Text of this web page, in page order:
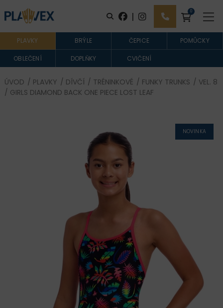
| 0
PLAVKY BRÝLE ČEPICE POMŮCKY
OBLEČENÍ DOPLŇKY CVIČENÍ
ÚVOD / PLAVKY / DÍVČÍ / TRÉNINKOVÉ / FUNKY TRUNKS / VEL. 8
/ GIRLS DIAMOND BACK ONE PIECE LOST LEAF
NOVINKA